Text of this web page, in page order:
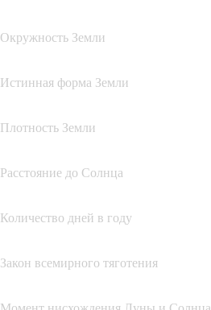
Окружность Земли
Истинная форма Земли
Плотность Земли
Расстояние до Солнца
Количество дней в году
Закон всемирного тяготения